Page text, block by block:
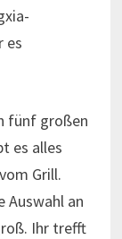
es
fünf großen
es alles
Grill.
Auswahl an
Ihr trefft